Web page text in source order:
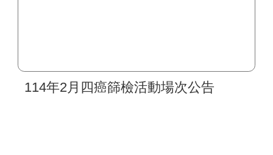
114年2月四癌篩檢活動場次公告